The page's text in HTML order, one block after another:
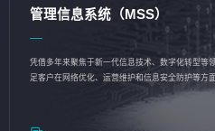
管理信息系统（MSS）
凭借多年来聚焦于新一代信息技术、数字化转型等
足客户在网络优化、运营维护和信息安全防护等方